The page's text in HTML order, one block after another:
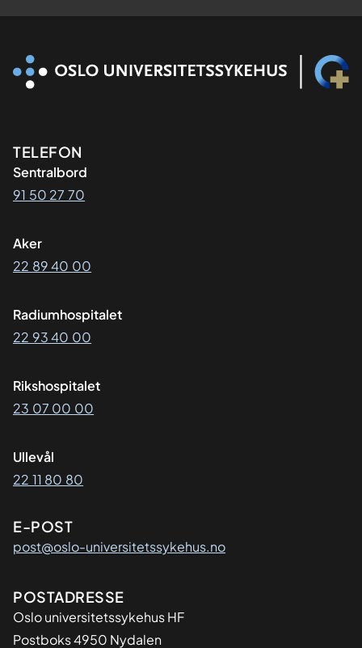
Kontaktinformasjon
TELEFON
Sentralbord
91 50 27 70
Aker
22 89 40 00
Radiumhospitalet
22 93 40 00
Rikshospitalet
23 07 00 00
Ullevål
22 11 80 80
E-POST
post@oslo-universitetssykehus.no
Adresse
POSTADRESSE
Oslo universitetssykehus HF
Postboks 4950 Nydalen